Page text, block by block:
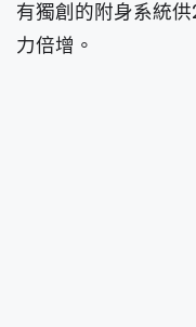
有獨創的附身系統
力倍增。